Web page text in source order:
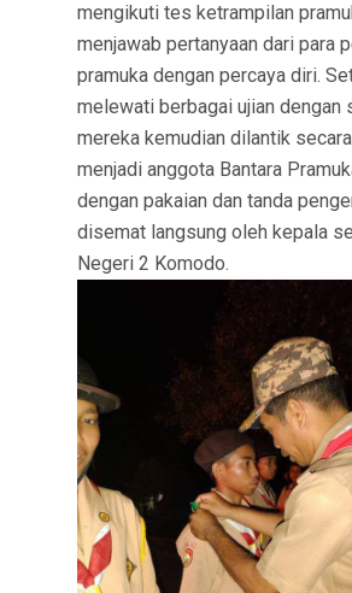
mengikuti tes ketrampilan
menjawab pertanyaan dari para
pramuka dengan percaya diri.
melewati berbagai ujian dengan
mereka kemudian dilantik
menjadi anggota Bantara
dengan pakaian dan tanda
disemat langsung oleh kepala
Negeri 2 Komodo.